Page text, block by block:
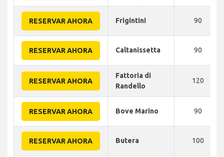
RESERVAR AHORA Frigintini 90
RESERVAR AHORA Caltanissetta 90
RESERVAR AHORA
Fattoria di
Randello
120
RESERVAR AHORA Bove Marino 90
RESERVAR AHORA Butera 100